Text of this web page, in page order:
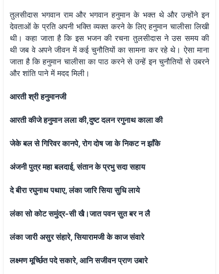
तुलसीदास भगवान राम और भगवान हनुमान के भक्त थे और उन्होंने इन
देवताओं के प्रति अपनी भक्ति व्यक्त करने के लिए हनुमान चालीसा लिखी
थी। कहा जाता है कि इस भजन की रचना तुलसीदास ने उस समय की
थी जब वे अपने जीवन में कई चुनौतियों का सामना कर रहे थे। ऐसा माना
जाता है कि हनुमान चालीसा का पाठ करने से उन्हें इन चुनौतियों से उबरने
और शांति पाने में मदद मिली।
आरती श्री हनुमानजी
आरती कीजे हनुमान लला की,दुष्ट दलन रगुनाथ काला की
जेके बल से गिरिवर कानपे, रोग दोष जा के निकट न झाँके
अंजनी पुत्र महा बलदाई, संतान के प्रभु सदा सहाय
दे बीरा रघुनाथ पथाए, लंका जारि सिया सुधि लाये
लंका सो कोट समुंद्र-सी खै।जात पवन सुत बर न लै
लंका जारी असुर संहारे, सियारामजी के काज संवारे
लक्ष्मण मूर्च्छित पदे सकारे, आनि सजीवन प्राण उबारे